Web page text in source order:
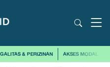
& PERIZINAN AKSES MODAL